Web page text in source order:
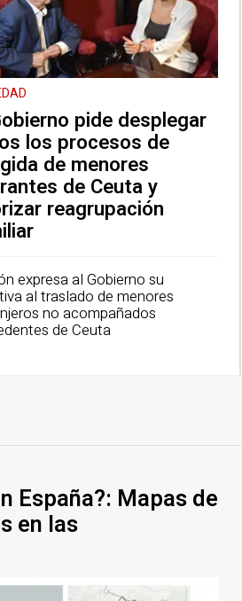
pide desplegar
los procesos de
de menores
de Ceuta y
reagrupación
expresa al Gobierno su
al traslado de menores
no acompañados
de Ceuta
España?: Mapas de
en las